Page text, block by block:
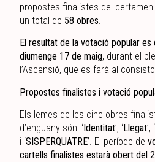
propostes finalistes del certamen
un total de 58 obres.
El resultat de la votació popular es
diumenge 17 de maig, durant el
l’Ascensió, que es farà al
Propostes finalistes i votació
Els lemes de les cinc obres
d’enguany són: ‘Identitat’, ‘Llegat’, ‘
i ‘SISPERQUATRE’. El període de
cartells finalistes estarà obert del